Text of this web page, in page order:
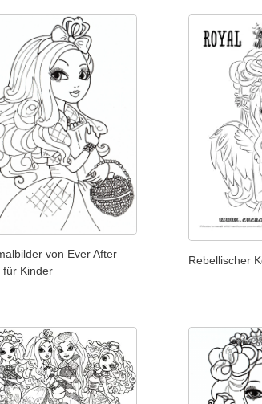
von Ever After
für Kinder
Rebellischer